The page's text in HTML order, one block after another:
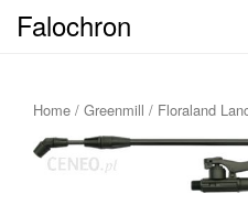
Falochron
Home / Greenmill / Floraland